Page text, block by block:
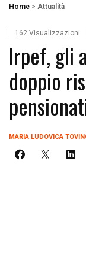
Home > Attualità
162 Visualizzazioni
Irpef, gli
doppio
MARIA LUDOVICA